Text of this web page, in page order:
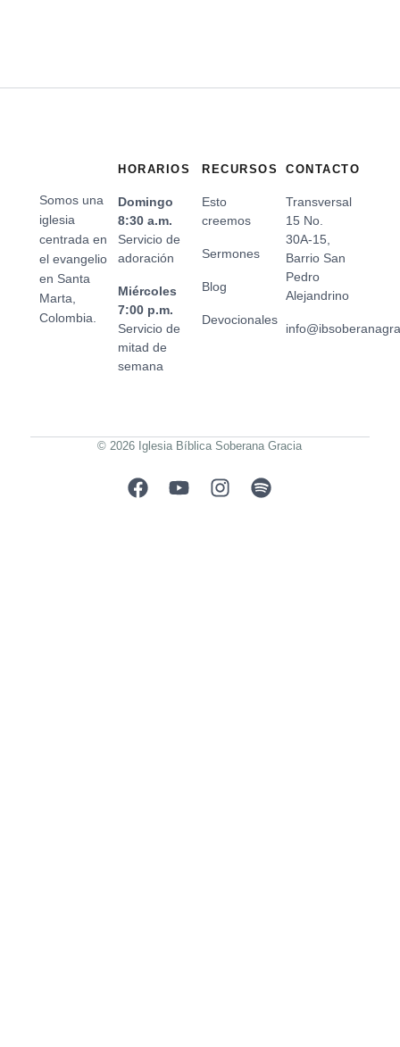
Somos una
iglesia
centrada en
el evangelio
en Santa
Marta,
Colombia.
HORARIOS
Domingo
8:30 a.m.
Servicio de
adoración
Miércoles
7:00 p.m.
Servicio de
mitad de
semana
RECURSOS
Esto
creemos
Sermones
Blog
Devocionales
CONTACTO
Transversal
15 No.
30A-15,
Barrio San
Pedro
Alejandrino
© 2026 Iglesia Bíblica Soberana Gracia